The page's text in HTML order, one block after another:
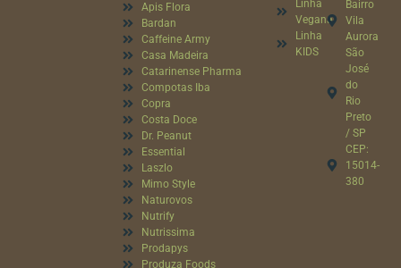
Apis Flora
Bardan
Caffeine Army
Casa Madeira
Catarinense Pharma
Compotas Iba
Copra
Costa Doce
Dr. Peanut
Essential
Laszlo
Mimo Style
Naturovos
Nutrify
Nutrissima
Prodapys
Produza Foods
Linha
Vegana
Linha
KIDS
Bairro
Vila
Aurora
São
José
do
Rio
Preto
/ SP
CEP:
15014-
380